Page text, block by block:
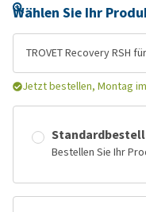
Wählen Sie Ihr
TROVET Recovery RSH
Jetzt bestellen, Montag
Bestellen Sie Ihr